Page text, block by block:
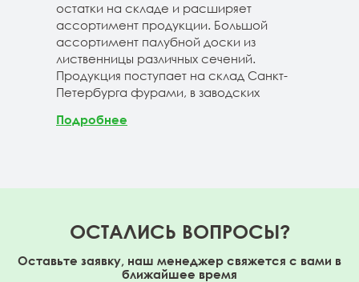
остатки на складе и расширяет
ассортимент продукции. Большой
ассортимент палубной доски из
лиственницы различных сечений.
Продукция поступает на склад Санкт-
Петербурга фурами, в заводских
Подробнее
ОСТАЛИСЬ ВОПРОСЫ?
Оставьте заявку, наш менеджер свяжется с вами в
ближайшее время